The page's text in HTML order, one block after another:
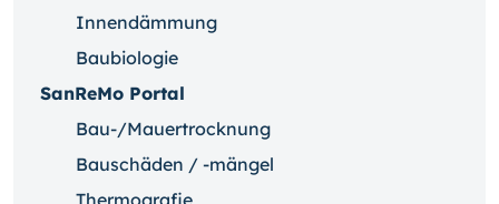
Innendämmung
Baubiologie
SanReMo Portal
Bau-/Mauertrocknung
Bauschäden / -mängel